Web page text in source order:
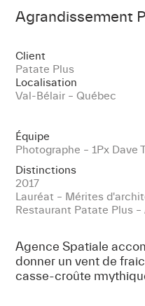
Agrandissement
Client
Patate Plus
Localisation
Val-Bélair – Québec
Équipe
Photographe – 1Px Dave
Distinctions
2017
Lauréat – Mérites
Restaurant Patate Plus
Agence Spatiale
donner un vent de
casse-croûte